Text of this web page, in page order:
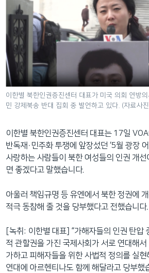
이한별 북한인권증진센터 대표가 미국 의회 연방
민 강제북송 반대 집회 중 발언하고 있다. (자료사
이한별 북한인권증진센터 대표는 17일
반독재·민주화 투쟁에 앞장섰던 ‘5월 광장
사랑하는 사람들이 북한 여성들의 인권 개
면 좋겠다고 말했습니다.
아울러 책임규명 등 유엔에서 북한 정권에
적극 동참해 줄 것을 당부했다고 전했습니다.
[녹취: 이한별 대표] “가해자들의 인권 탄압
적 관할권을 가진 국제사회가 서로 연대해
가하고 피해자들을 위한 사법적 정의를 실현
연대에 아르헨티나도 함께 해달라고 당부했